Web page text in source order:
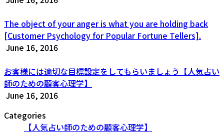
The object of your anger is what you are holding back
[Customer Psychology for Popular Fortune Tellers].
June 16, 2016
お客様には適切な目標設定をしてもらいましょう【人気占い
師のための顧客心理学】
June 16, 2016
Categories
【人気占い師のための顧客心理学】